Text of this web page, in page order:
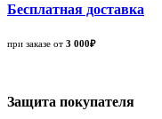
Бесплатная доставка
при заказе от 3 000₽
Защита покупателя